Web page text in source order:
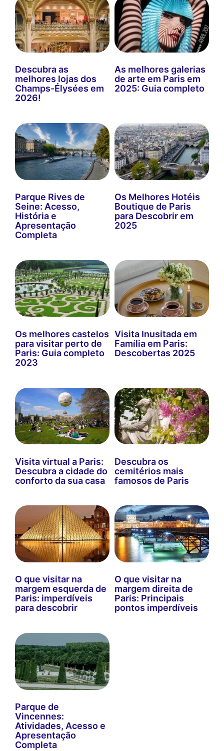
Descubra as
melhores lojas dos
Champs-Élysées em
2026!
As melhores galerias
de arte em Paris em
2025: Guia completo
Parque Rives de
Seine: Acesso,
História e
Apresentação
Completa
Os Melhores Hotéis
Boutique de Paris
para Descobrir em
2025
Os melhores castelos
para visitar perto de
Paris: Guia completo
2023
Visita Inusitada em
Família em Paris:
Descobertas 2025
Visita virtual a Paris:
Descubra a cidade do
conforto da sua casa
Descubra os
cemitérios mais
famosos de Paris
O que visitar na
margem esquerda de
Paris: imperdíveis
para descobrir
O que visitar na
margem direita de
Paris: Principais
pontos imperdíveis
Parque de
Vincennes:
Atividades, Acesso e
Apresentação
Completa